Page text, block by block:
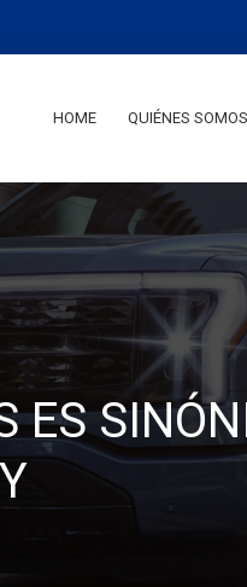
HOME QUIÉNES SOMOS
ES